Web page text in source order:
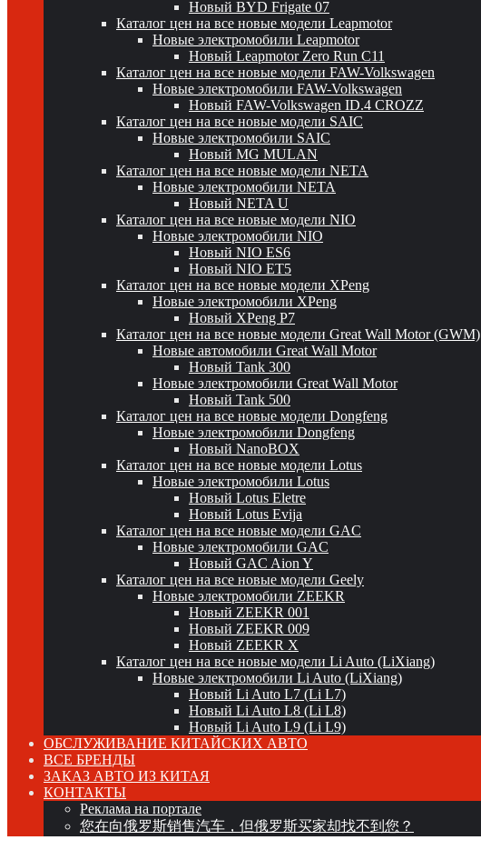
Новый BYD Frigate 07
Каталог цен на все новые модели Leapmotor
Новые электромобили Leapmotor
Новый Leapmotor Zero Run C11
Каталог цен на все новые модели FAW-Volkswagen
Новые электромобили FAW-Volkswagen
Новый FAW-Volkswagen ID.4 CROZZ
Каталог цен на все новые модели SAIC
Новые электромобили SAIC
Новый MG MULAN
Каталог цен на все новые модели NETA
Новые электромобили NETA
Новый NETA U
Каталог цен на все новые модели NIO
Новые электромобили NIO
Новый NIO ES6
Новый NIO ET5
Каталог цен на все новые модели XPeng
Новые электромобили XPeng
Новый XPeng P7
Каталог цен на все новые модели Great Wall Motor (GWM)
Новые автомобили Great Wall Motor
Новый Tank 300
Новые электромобили Great Wall Motor
Новый Tank 500
Каталог цен на все новые модели Dongfeng
Новые электромобили Dongfeng
Новый NanoBOX
Каталог цен на все новые модели Lotus
Новые электромобили Lotus
Новый Lotus Eletre
Новый Lotus Evija
Каталог цен на все новые модели GAC
Новые электромобили GAC
Новый GAC Aion Y
Каталог цен на все новые модели Geely
Новые электромобили ZEEKR
Новый ZEEKR 001
Новый ZEEKR 009
Новый ZEEKR X
Каталог цен на все новые модели Li Auto (LiXiang)
Новые электромобили Li Auto (LiXiang)
Новый Li Auto L7 (Li L7)
Новый Li Auto L8 (Li L8)
Новый Li Auto L9 (Li L9)
ОБСЛУЖИВАНИЕ КИТАЙСКИХ АВТО
ВСЕ БРЕНДЫ
ЗАКАЗ АВТО ИЗ КИТАЯ
КОНТАКТЫ
Реклама на портале
您在向俄罗斯销售汽车，但俄罗斯买家却找不到您？